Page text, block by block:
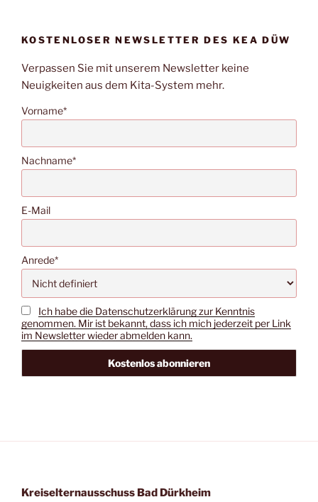
KOSTENLOSER NEWSLETTER DES KEA DÜW
Verpassen Sie mit unserem Newsletter keine
Neuigkeiten aus dem Kita-System mehr.
Vorname*
Nachname*
E-Mail
Anrede*
Ich habe die Datenschutzerklärung zur Kenntnis
genommen. Mir ist bekannt, dass ich mich jederzeit per Link
im Newsletter wieder abmelden kann.
Kreiselternausschuss Bad Dürkheim